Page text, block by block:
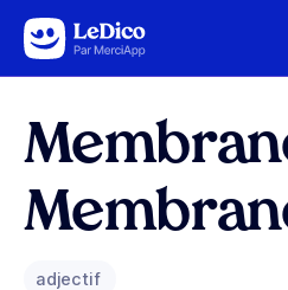
Aller au contenu
adjectif